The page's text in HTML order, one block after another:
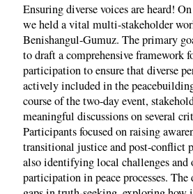
Ensuring diverse voices are heard!
we held a vital multi-stakeholder
Benishangul-Gumuz. The primary
to draft a comprehensive framework
participation to ensure that diverse
actively included in the
course of the two-day event,
meaningful discussions on several
Participants focused on raising
transitional justice and post-conflict
also identifying local challenges and
participation in peace processes. The